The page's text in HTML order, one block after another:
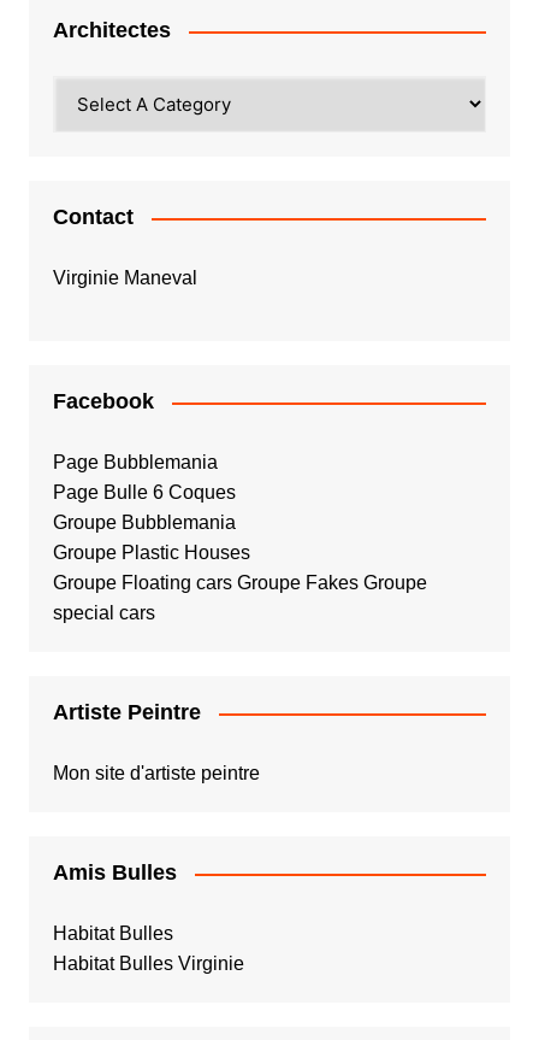
Architectes
Contact
Virginie Maneval
Facebook
Page Bubblemania
Page Bulle 6 Coques
Groupe Bubblemania
Groupe Plastic Houses
Groupe Floating cars Groupe Fakes Groupe
special cars
Artiste Peintre
Mon site d'artiste peintre
Amis Bulles
Habitat Bulles
Habitat Bulles Virginie